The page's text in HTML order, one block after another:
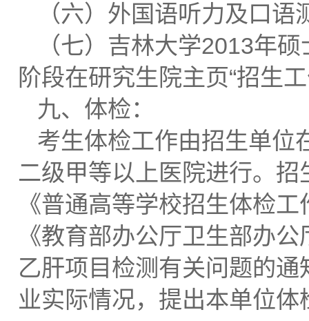
（六）外国语听力及口
（七）吉林大学2013年
阶段在研究生院主页“招生
九、体检：
考生体检工作由招生单位
二级甲等以上医院进行。
《普通高等学校招生体检
《教育部办公厅卫生部办
乙肝项目检测有关问题的
业实际情况，提出本单位体